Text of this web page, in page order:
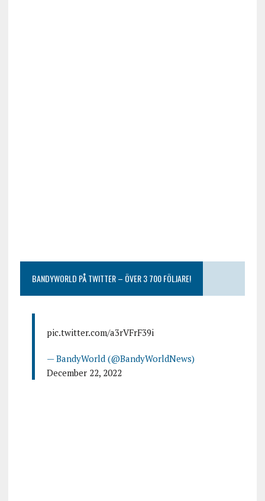
BANDYWORLD PÅ TWITTER – ÖVER 3 700 FÖLJARE!
pic.twitter.com/a3rVFrF39i
— BandyWorld (@BandyWorldNews)
December 22, 2022